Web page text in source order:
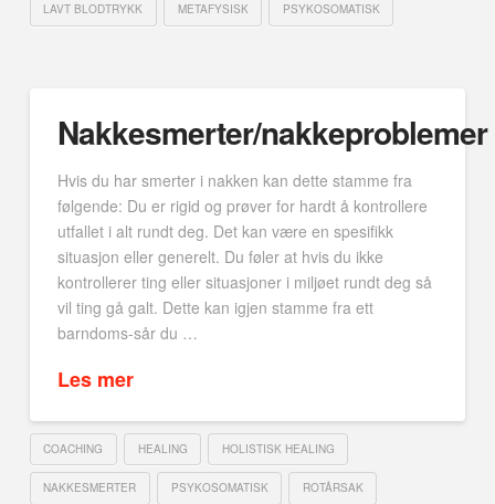
LAVT BLODTRYKK METAFYSISK PSYKOSOMATISK
Nakkesmerter/nakkeproblemer
Hvis du har smerter i nakken kan dette stamme fra
følgende: Du er rigid og prøver for hardt å kontrollere
utfallet i alt rundt deg. Det kan være en spesifikk
situasjon eller generelt. Du føler at hvis du ikke
kontrollerer ting eller situasjoner i miljøet rundt deg så
vil ting gå galt. Dette kan igjen stamme fra ett
barndoms-sår du …
Les mer
COACHING HEALING HOLISTISK HEALING
NAKKESMERTER PSYKOSOMATISK ROTÅRSAK